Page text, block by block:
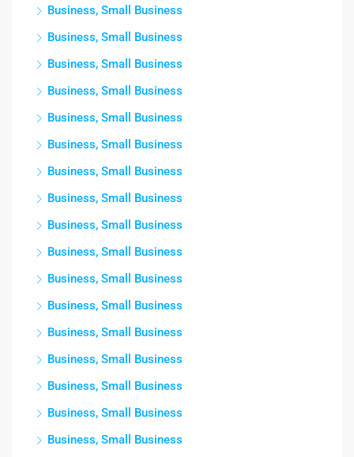
Business, Small Business
Business, Small Business
Business, Small Business
Business, Small Business
Business, Small Business
Business, Small Business
Business, Small Business
Business, Small Business
Business, Small Business
Business, Small Business
Business, Small Business
Business, Small Business
Business, Small Business
Business, Small Business
Business, Small Business
Business, Small Business
Business, Small Business